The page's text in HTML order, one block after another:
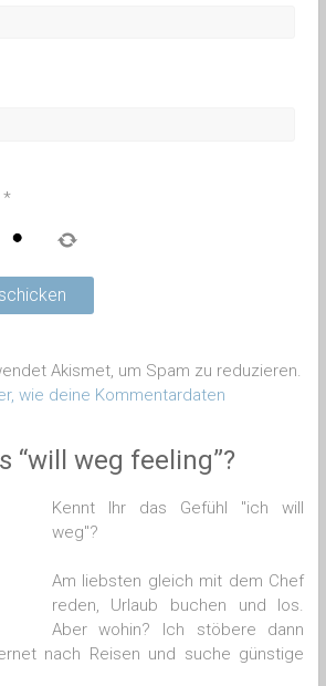
*
Akismet, um Spam zu reduzieren.
wie deine Kommentardaten
“will weg feeling”?
Kennt Ihr das Gefühl "ich will
weg"?
Am liebsten gleich mit dem Chef
reden, Urlaub buchen und los.
Aber wohin? Ich stöbere dann
nach Reisen und suche günstige